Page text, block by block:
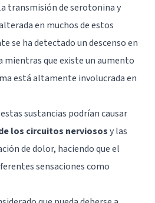
transmisión de serotonina y
en muchos de estos
se ha detectado un descenso en
mientras que existe un aumento
está altamente involucrada en
sustancias podrían causar
los circuitos nerviososy las
de dolor, haciendo que el
sensaciones como